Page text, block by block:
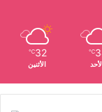
℃
الأحد
32
℃
الأثنين